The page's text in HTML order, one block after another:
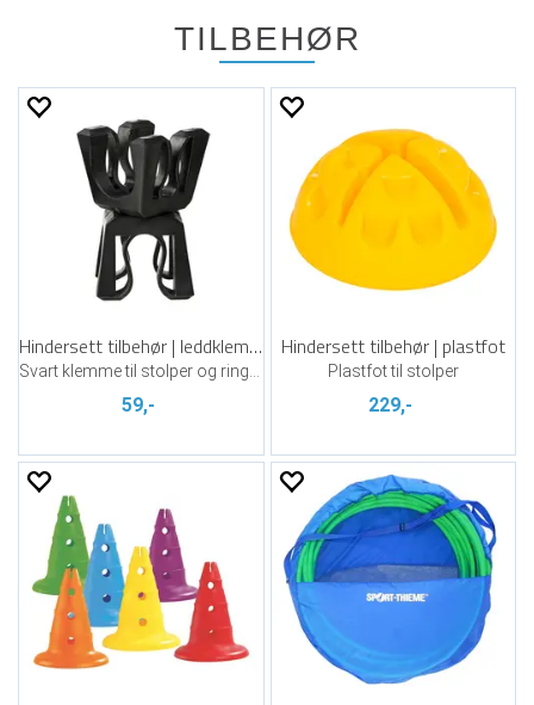
TILBEHØR
Hindersett tilbehør | leddklemme
59,-
Hindersett tilbehør | plastfot
Plastfot til stolper
229,-